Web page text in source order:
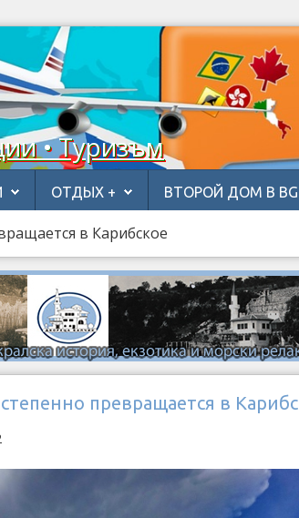
• Туризъм
ОТДЫХ + ВТОРОЙ ДОМ В BG
в Карибское
превращается в